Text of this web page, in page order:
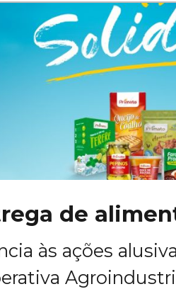
de
às ações